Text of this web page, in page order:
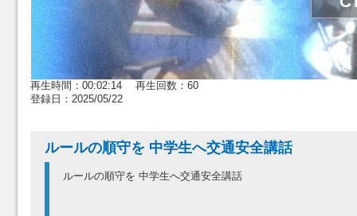
再生時間：00:02:14 再生回数：60
登録日：2025/05/22
ルールの順守を 中学生へ交通安全講話
ルールの順守を 中学生へ交通安全講話